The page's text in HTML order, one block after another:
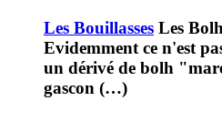
Les Bouillasses Les
Evidemment ce n'est
un dérivé de bolh
gascon (…)